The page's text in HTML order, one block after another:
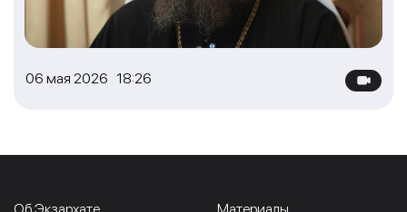
06 мая 2026 18:26
Об Экзархате Материалы